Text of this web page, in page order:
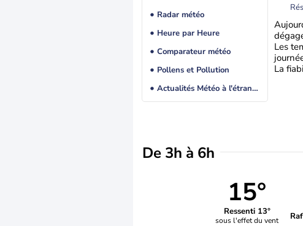
Radar météo
Heure par Heure
Comparateur météo
Pollens et Pollution
Actualités Météo à l'étranger
Les
La
De 3h à 6h
15°
Ressenti 13°
sous l'effet du vent